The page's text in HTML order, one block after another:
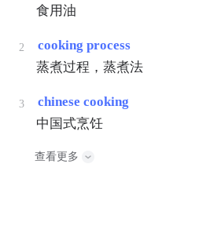
食用油
2
cooking process
蒸煮过程，蒸煮法
3
chinese cooking
中国式烹饪
查看更多